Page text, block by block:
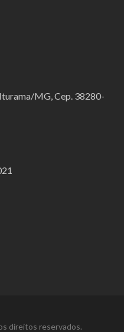
MG, Cep. 38280-
direitos reservados.